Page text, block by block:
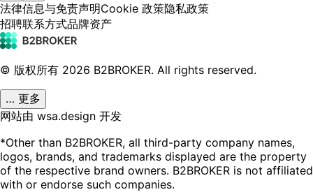
法律信息与免责声明Cookie 政策隐私政策
招聘联系方式品牌资产
© 版权所有 2026 B2BROKER. All rights reserved.
… 更多
网站由 wsa.design 开发
*Other than B2BROKER, all third-party company names,
logos, brands, and trademarks displayed are the property
of the respective brand owners. B2BROKER is not affiliated
with or endorse such companies.